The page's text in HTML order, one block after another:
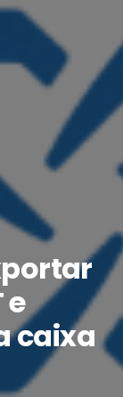
e
caixa